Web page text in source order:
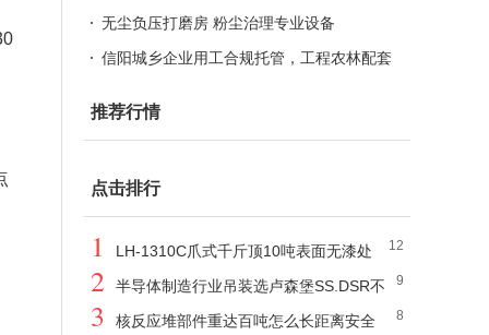
无尘负压打磨房 粉尘治理专业设备
信阳城乡企业用工合规托管，工程农林配套
推荐行情
点击排行
12
1
LH-1310C爪式千斤顶10吨表面无漆处
理,晶圆厂无污染
9
2
半导体制造行业吊装选卢森堡SS.DSR不
锈钢旋转吊环,无污染
8
3
核反应堆部件重达百吨怎么长距离安全